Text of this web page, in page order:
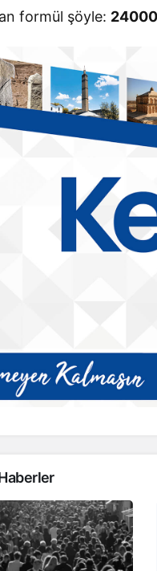
formül şöyle:
Batman
BATSO Başkan